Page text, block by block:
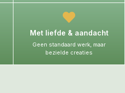
Met liefde & aandacht
Geen standaard werk, maar
bezielde creaties